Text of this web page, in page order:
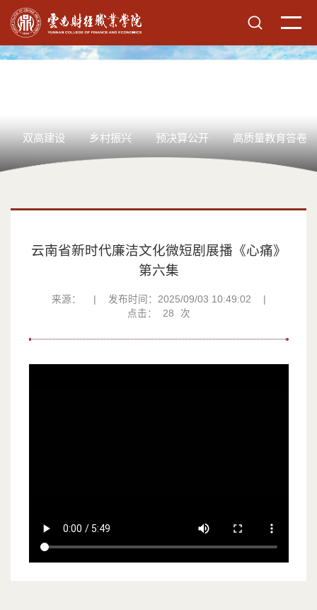
双高建设 乡村振兴 预决算公开 高质量教育答卷
云南省新时代廉洁文化微短剧展播《心痛》
第六集
来源： 发布时间：2025/09/03 10:49:02
点击：
28 次